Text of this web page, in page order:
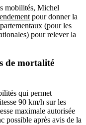
mobilités, Michel
pour donner la
(pour les
pour relever la
de mortalité
qui permet
90 km/h sur les
maximale autorisée
possible après avis de la